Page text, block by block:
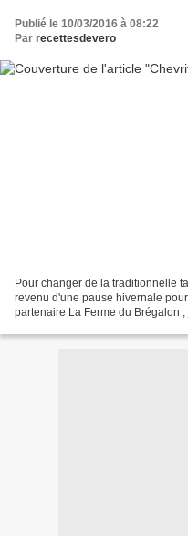
Publié le 10/03/2016 à 08:22
Par recettesdevero
Pour changer de la traditionnelle
revenu d'une pause hivernale
partenaire La Ferme du Brégalon ,